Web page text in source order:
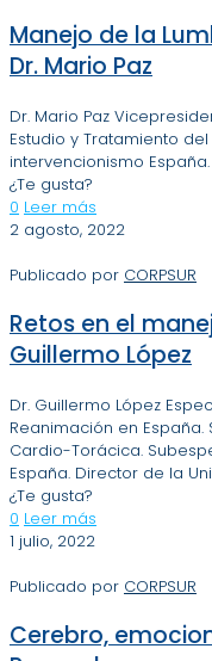
Manejo de la
Dr. Mario Paz
Dr. Mario Paz
Estudio y Tratamiento
intervencionismo
¿Te gusta?
0 Leer más
2 agosto, 2022
Publicado por CORPSUR
Retos en el
Guillermo López
Dr. Guillermo López
Reanimación en
Cardio-Torácica.
España. Director de la
¿Te gusta?
0 Leer más
1 julio, 2022
Publicado por CORPSUR
Cerebro,